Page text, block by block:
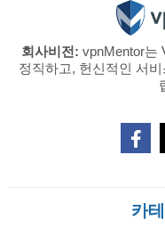
회사비전: vpnMentor는
정직하고, 헌신적인 서
카